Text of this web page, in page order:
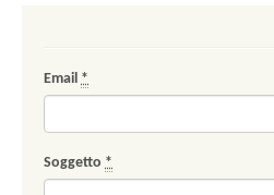
Email *
Soggetto *